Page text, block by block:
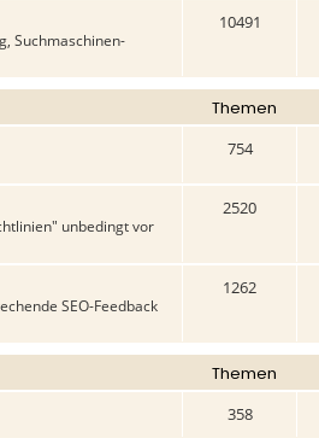
Suchmaschinen-
10491
Themen
754
unbedingt vor
2520
SEO-Feedback
1262
Themen
358